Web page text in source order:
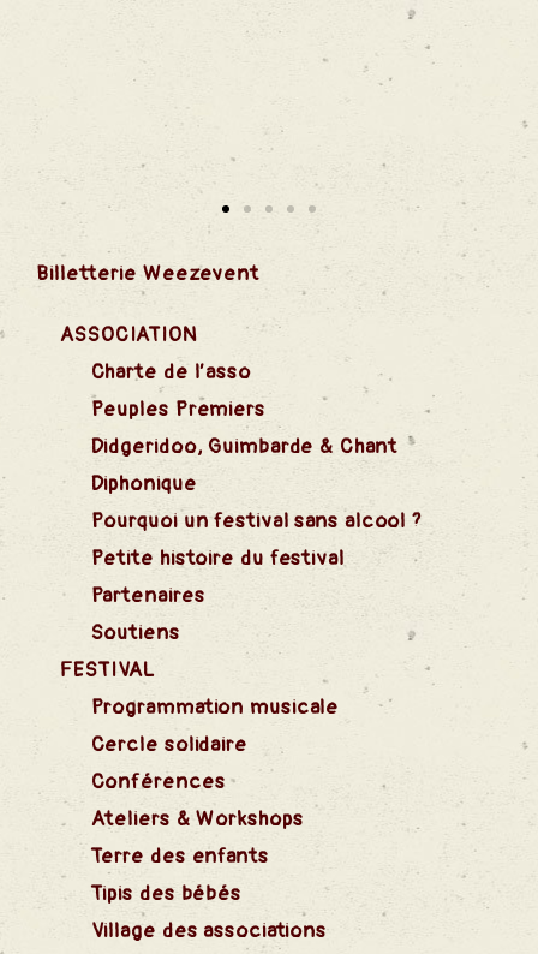
Billetterie Weezevent
ASSOCIATION
Charte de l’asso
Peuples Premiers
Didgeridoo, Guimbarde & Chant
Diphonique
Pourquoi un festival sans alcool ?
Petite histoire du festival
Partenaires
Soutiens
FESTIVAL
Programmation musicale
Cercle solidaire
Conférences
Ateliers & Workshops
Terre des enfants
Tipis des bébés
Village des associations